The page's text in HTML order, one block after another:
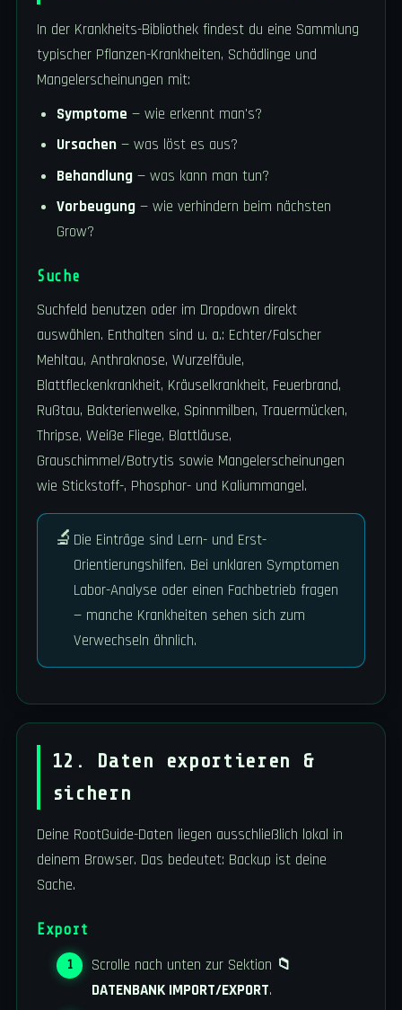
In der Krankheits-Bibliothek findest du eine Sammlung
typischer Pflanzen-Krankheiten, Schädlinge und
Mangelerscheinungen mit:
Symptome — wie erkennt man's?
Ursachen — was löst es aus?
Behandlung — was kann man tun?
Vorbeugung — wie verhindern beim nächsten
Grow?
Suche
Suchfeld benutzen oder im Dropdown direkt
auswählen. Enthalten sind u. a.: Echter/Falscher
Mehltau, Anthraknose, Wurzelfäule,
Blattfleckenkrankheit, Kräuselkrankheit, Feuerbrand,
Rußtau, Bakterienwelke, Spinnmilben, Trauermücken,
Thripse, Weiße Fliege, Blattläuse,
Grauschimmel/Botrytis sowie Mangelerscheinungen
wie Stickstoff-, Phosphor- und Kaliummangel.
🔬 Die Einträge sind Lern- und Erst-
Orientierungshilfen. Bei unklaren Symptomen
Labor-Analyse oder einen Fachbetrieb fragen
— manche Krankheiten sehen sich zum
Verwechseln ähnlich.
12. Daten exportieren &
sichern
Deine RootGuide-Daten liegen ausschließlich lokal in
deinem Browser. Das bedeutet: Backup ist deine
Sache.
Export
Scrolle nach unten zur Sektion 📁
DATENBANK IMPORT/EXPORT.